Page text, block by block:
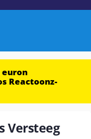
euron
Reactoonz-
Versteeg